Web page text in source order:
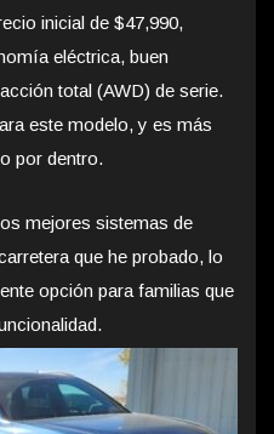
inicial de $47,990,
eléctrica, buen
total (AWD) de serie.
este modelo, y es más
por dentro.
mejores sistemas de
que he probado, lo
opción para familias que